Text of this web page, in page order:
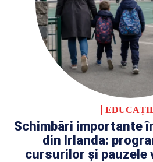
Schimbări importante
din Irlanda:
cursurilor și pauzele